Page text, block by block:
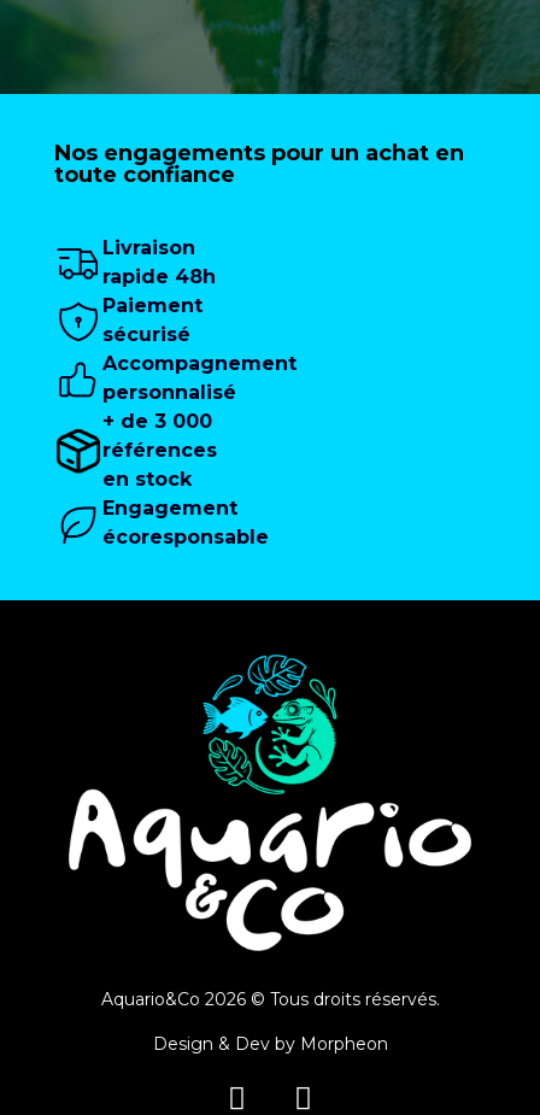
Nos engagements pour un achat en
toute confiance
Livraison
rapide 48h
Paiement
sécurisé
Accompagnement
personnalisé
+ de 3 000
références
en stock
Engagement
écoresponsable
Aquario&Co 2026 © Tous droits réservés.
Design & Dev by Morpheon